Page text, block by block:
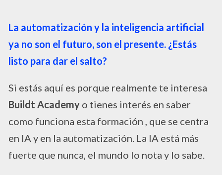
La automatización y la inteligencia artificial
ya no son el futuro, son el presente. ¿Estás
listo para dar el salto?
Si estás aquí es porque realmente te interesa
Buildt Academy o tienes interés en saber
como funciona esta formación , que se centra
en IA y en la automatización. La IA está más
fuerte que nunca, el mundo lo nota y lo sabe.